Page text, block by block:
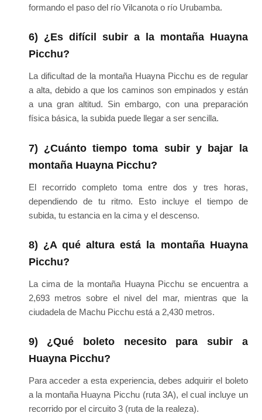
formando el paso del río Vilcanota o río Urubamba.
6) ¿Es difícil subir a la montaña Huayna
Picchu?
La dificultad de la montaña Huayna Picchu es de regular
a alta, debido a que los caminos son empinados y están
a una gran altitud. Sin embargo, con una preparación
física básica, la subida puede llegar a ser sencilla.
7) ¿Cuánto tiempo toma subir y bajar la
montaña Huayna Picchu?
El recorrido completo toma entre dos y tres horas,
dependiendo de tu ritmo. Esto incluye el tiempo de
subida, tu estancia en la cima y el descenso.
8) ¿A qué altura está la montaña Huayna
Picchu?
La cima de la montaña Huayna Picchu se encuentra a
2,693 metros sobre el nivel del mar, mientras que la
ciudadela de Machu Picchu está a 2,430 metros.
9) ¿Qué boleto necesito para subir a
Huayna Picchu?
Para acceder a esta experiencia, debes adquirir el boleto
a la montaña Huayna Picchu (ruta 3A), el cual incluye un
recorrido por el circuito 3 (ruta de la realeza).